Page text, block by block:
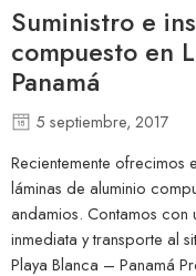
Suministro e
compuesto en
Panamá
5 septiembre, 2017
Recientemente ofrecimos
láminas de aluminio
andamios. Contamos con
inmediata y transporte al
Playa Blanca – Panamá